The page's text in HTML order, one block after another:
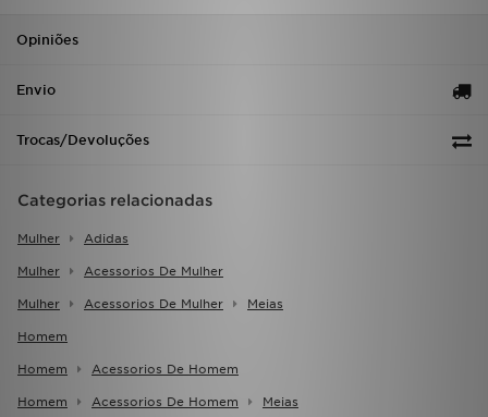
Opiniões
Envio
Trocas/Devoluções
Categorias relacionadas
Mulher Adidas
Mulher Acessorios De Mulher
Mulher Acessorios De Mulher Meias
Homem
Homem Acessorios De Homem
Homem Acessorios De Homem Meias